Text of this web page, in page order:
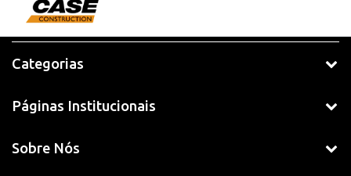
Categorias
Páginas Institucionais
Sobre Nós